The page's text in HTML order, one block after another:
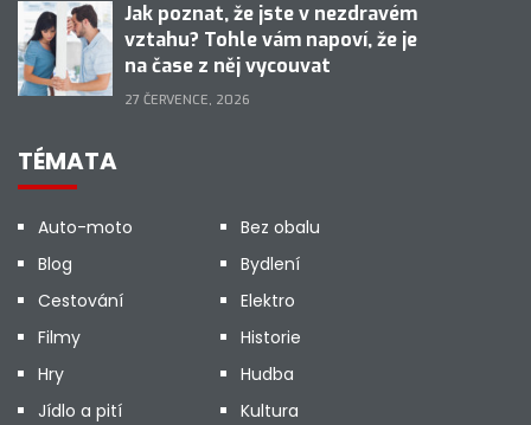
Jak poznat, že jste v nezdravém
vztahu? Tohle vám napoví, že je
na čase z něj vycouvat
27 ČERVENCE, 2026
TÉMATA
Auto-moto
Bez obalu
Blog
Bydlení
Cestování
Elektro
Filmy
Historie
Hry
Hudba
Jídlo a pití
Kultura